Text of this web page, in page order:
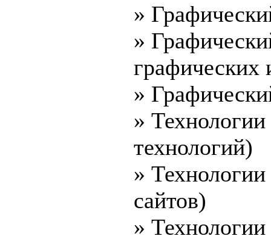
»
»
графических
»
»
технологий)
»
сайтов)
»